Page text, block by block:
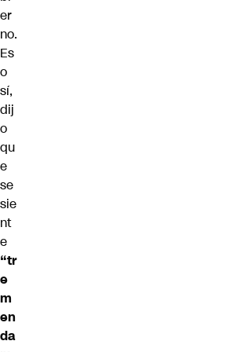
er
no.
Es
o
sí,
dij
o
qu
e
se
sie
nt
e
“tr
e
m
en
da